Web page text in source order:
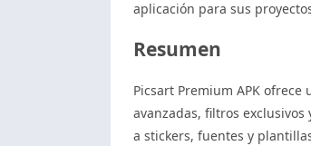
aplicación para sus
Resumen
Picsart Premium APK
avanzadas, filtros
a stickers, fuentes y